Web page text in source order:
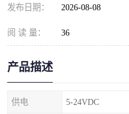
发布日期： 2026-08-08
阅 读 量： 36
产品描述
供电 5-24VDC